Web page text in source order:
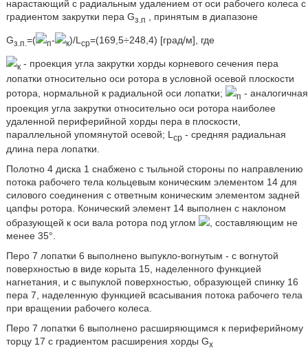
нарастающий с радиальным удалением от оси рабочего колеса с
градиентом закрутки пера Gз.п , принятым в диапазоне
Gз.п. =( п- к)/Lср=(169,5÷248,4) [град/м], где
к- проекция угла закрутки хорды корневого сечения пера
лопатки относительно оси ротора в условной осевой плоскости
ротора, нормальной к радиальной оси лопатки;
п - аналогичная
проекция угла закрутки относительно оси ротора наиболее
удаленной периферийной хорды пера в плоскости,
параллельной упомянутой осевой; L ср - средняя радиальная
длина пера лопатки.
Полотно 4 диска 1 снабжено с тыльной стороны по направлению
потока рабочего тела кольцевым коническим элементом 14 для
силового соединения с ответным коническим элементом задней
цапфы ротора. Конический элемент 14 выполнен с наклоном
образующей к оси вала ротора под углом
, составляющим не
менее 35°.
Перо 7 лопатки 6 выполнено выпукло-вогнутым - с вогнутой
поверхностью в виде корыта 15, наделенного функцией
нагнетания, и с выпуклой поверхностью, образующей спинку 16
пера 7, наделенную функцией всасывания потока рабочего тела
при вращении рабочего колеса.
Перо 7 лопатки 6 выполнено расширяющимся к периферийному
торцу 17 с градиентом расширения хорды Gх